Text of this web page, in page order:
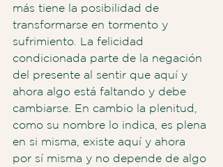
más tiene la posibilidad de
transformarse en tormento y
sufrimiento. La felicidad
condicionada parte de la negación
del presente al sentir que aquí y
ahora algo está faltando y debe
cambiarse. En cambio la plenitud,
como su nombre lo indica, es plena
en si misma, existe aquí y ahora
por sí misma y no depende de algo